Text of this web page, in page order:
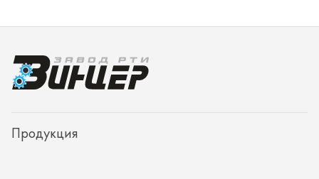
Спецпредложения
Доставка и оплата